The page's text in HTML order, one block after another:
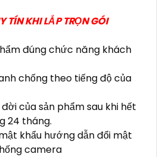
TÍN KHI LẮP TRỌN GÓI
đúng chức năng khách
chống theo tiếng độ của
của sản phẩm sau khi hết
24 tháng.
khẩu hướng dẫn đổi mật
camera